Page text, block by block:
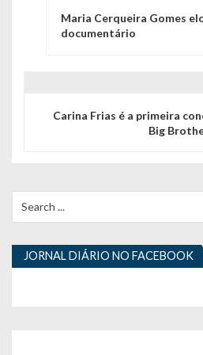
ã
o
d
Maria Cerqueira Gomes
documentário
Carina Frias é a primeira
Big
for:
JORNAL DIÁRIO NO FACEBOOK